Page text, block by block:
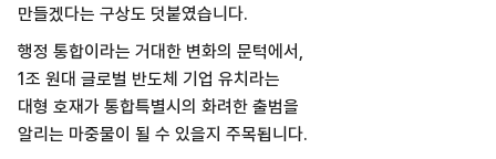
만들겠다는 구상도 덧붙였습니다.
행정 통합이라는 거대한 변화의 문턱에서,
1조 원대 글로벌 반도체 기업 유치라는
대형 호재가 통합특별시의 화려한 출범을
알리는 마중물이 될 수 있을지 주목됩니다.